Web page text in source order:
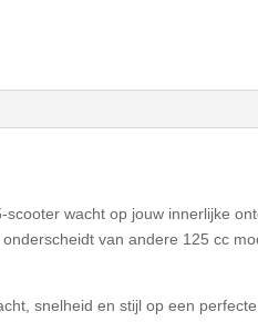
wacht op jouw innerlijke
van andere 125 cc
snelheid en stijl op een